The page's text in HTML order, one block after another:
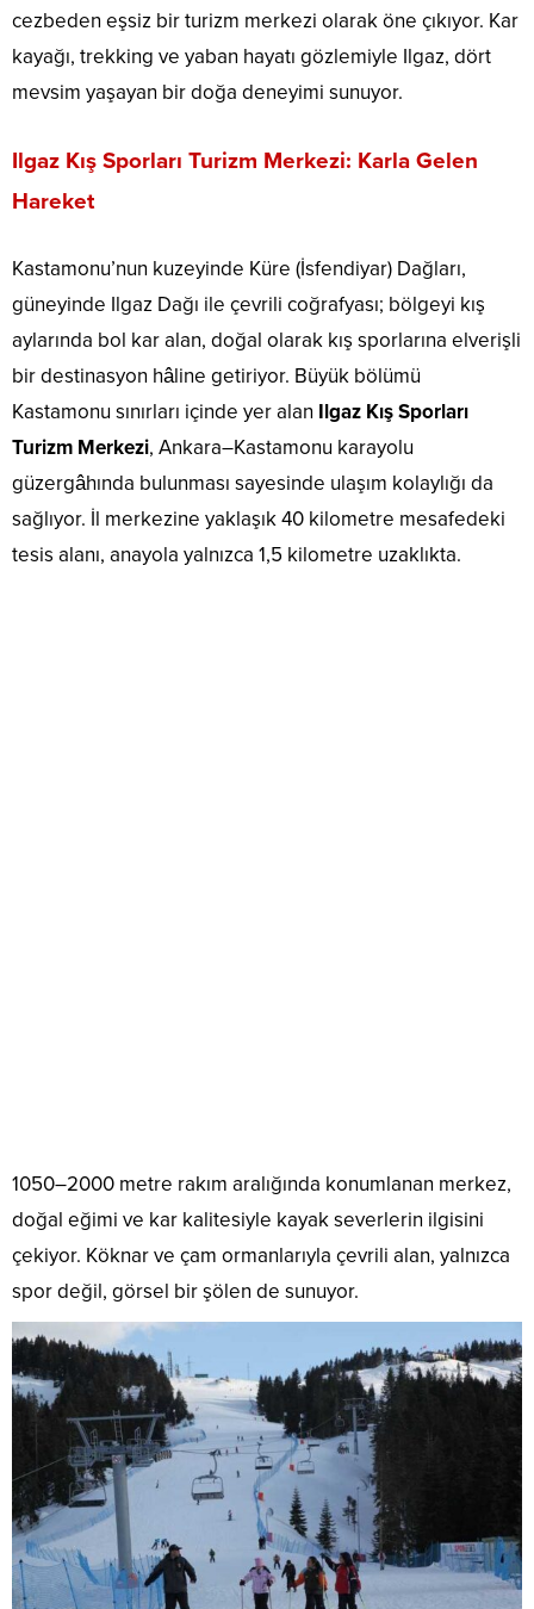
cezbeden eşsiz bir turizm merkezi olarak öne çıkıyor. Kar
kayağı, trekking ve yaban hayatı gözlemiyle Ilgaz, dört
mevsim yaşayan bir doğa deneyimi sunuyor.
Ilgaz Kış Sporları Turizm Merkezi: Karla Gelen
Hareket
Kastamonu’nun kuzeyinde Küre (İsfendiyar) Dağları,
güneyinde Ilgaz Dağı ile çevrili coğrafyası; bölgeyi kış
aylarında bol kar alan, doğal olarak kış sporlarına elverişli
bir destinasyon hâline getiriyor. Büyük bölümü
Kastamonu sınırları içinde yer alan Ilgaz Kış Sporları
Turizm Merkezi, Ankara–Kastamonu karayolu
güzergâhında bulunması sayesinde ulaşım kolaylığı da
sağlıyor. İl merkezine yaklaşık 40 kilometre mesafedeki
tesis alanı, anayola yalnızca 1,5 kilometre uzaklıkta.
1050–2000 metre rakım aralığında konumlanan merkez,
doğal eğimi ve kar kalitesiyle kayak severlerin ilgisini
çekiyor. Köknar ve çam ormanlarıyla çevrili alan, yalnızca
spor değil, görsel bir şölen de sunuyor.